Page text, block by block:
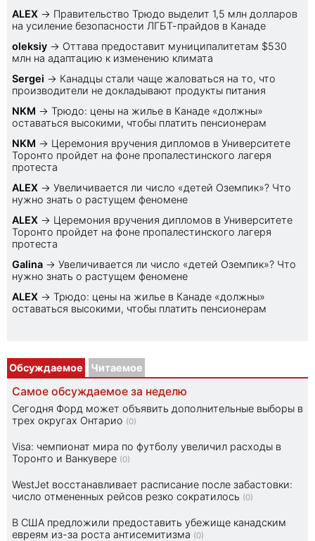
ALEX → Правительство Трюдо выделит 1,5 млн долларов
на усиление безопасности ЛГБТ-прайдов в Канаде
oleksiy → Оттава предоставит муниципалитетам $530
млн на адаптацию к изменению климата
Sеrgei → Канадцы стали чаще жаловаться на то, что
производители не докладывают продукты питания
NKM → Трюдо: цены на жилье в Канаде «должны»
оставаться высокими, чтобы платить пенсионерам
NKM → Церемония вручения дипломов в Университете
Торонто пройдет на фоне пропалестинского лагеря
протеста
ALEX → Увеличивается ли число «детей Оземпик»? Что
нужно знать о растущем феномене
ALEX → Церемония вручения дипломов в Университете
Торонто пройдет на фоне пропалестинского лагеря
протеста
Galina → Увеличивается ли число «детей Оземпик»? Что
нужно знать о растущем феномене
ALEX → Трюдо: цены на жилье в Канаде «должны»
оставаться высокими, чтобы платить пенсионерам
Обсуждаемое Читаемое
Самое обсуждаемое за неделю
Сегодня Форд может объявить дополнительные выборы в
трех округах Онтарио (0)
Visa: чемпионат мира по футболу увеличил расходы в
Торонто и Ванкувере (0)
WestJet восстанавливает расписание после забастовки:
число отмененных рейсов резко сократилось (0)
В США предложили предоставить убежище канадским
евреям из-за роста антисемитизма (0)